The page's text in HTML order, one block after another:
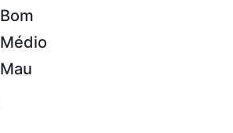
Bom
Médio
Mau